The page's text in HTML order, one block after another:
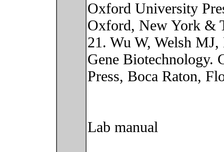
Oxford University
Oxford, New York &
21. Wu W, Welsh
Gene Biotechnology.
Press, Boca Raton,
Lab manual